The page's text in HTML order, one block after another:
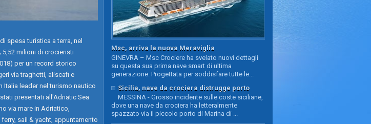
spesa turistica a terra, nel
5,52 milioni di crocieristi
per un record storico
via traghetti, aliscafi e
Italia leader nel turismo nautico
presentati all'Adriatic Sea
via mare in Adriatico,
sail & yacht, appuntamento
Msc, arriva la nuova Meraviglia
GINEVRA – Msc Crociere ha svelato nuovi dettagli
su questa sua prima nave smart di ultima
generazione. Progettata per soddisfare tutte le...
Sicilia, nave da crociera distrugge porto
MESSINA - Grosso incidente sulle coste siciliane,
dove una nave da crociera ha letteralmente
spazzato via il piccolo porto di Marina di ...